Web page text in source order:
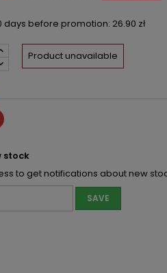
days before promotion: 26.90 zł
Product unavailable
stock
to get notifications about new
SAVE